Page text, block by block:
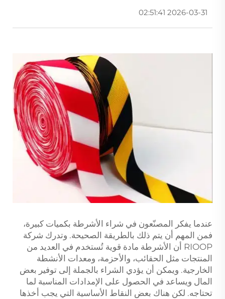
2026-03-31 02:51:41
عندما يفكر المصنّعون في شراء الأشرطة بكميات كبيرة،
فمن المهم أن يتم ذلك بالطريقة الصحيحة. وتدرك شركة
RIOOP أن الأشرطة مادة قوية تُستخدم في العديد من
المنتجات مثل الحقائب، والأحزمة، ومعدات الأنشطة
الخارجية. ويمكن أن يؤدي الشراء بالجملة إلى توفير بعض
المال ويساعد في الحصول على الإمدادات المناسبة لما
تحتاجه. لكن هناك بعض النقاط الأساسية التي يجب أخذها